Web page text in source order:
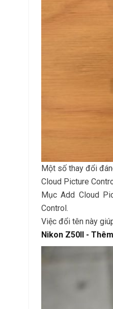
Một số thay đổi
Cloud Picture
Mục Add Cloud
Control.
Việc đổi tên này
Nikon Z50II -